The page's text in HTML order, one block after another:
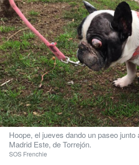
Hoope, el jueves dando un paseo junto
Madrid Este, de Torrejón.
SOS Frenchie